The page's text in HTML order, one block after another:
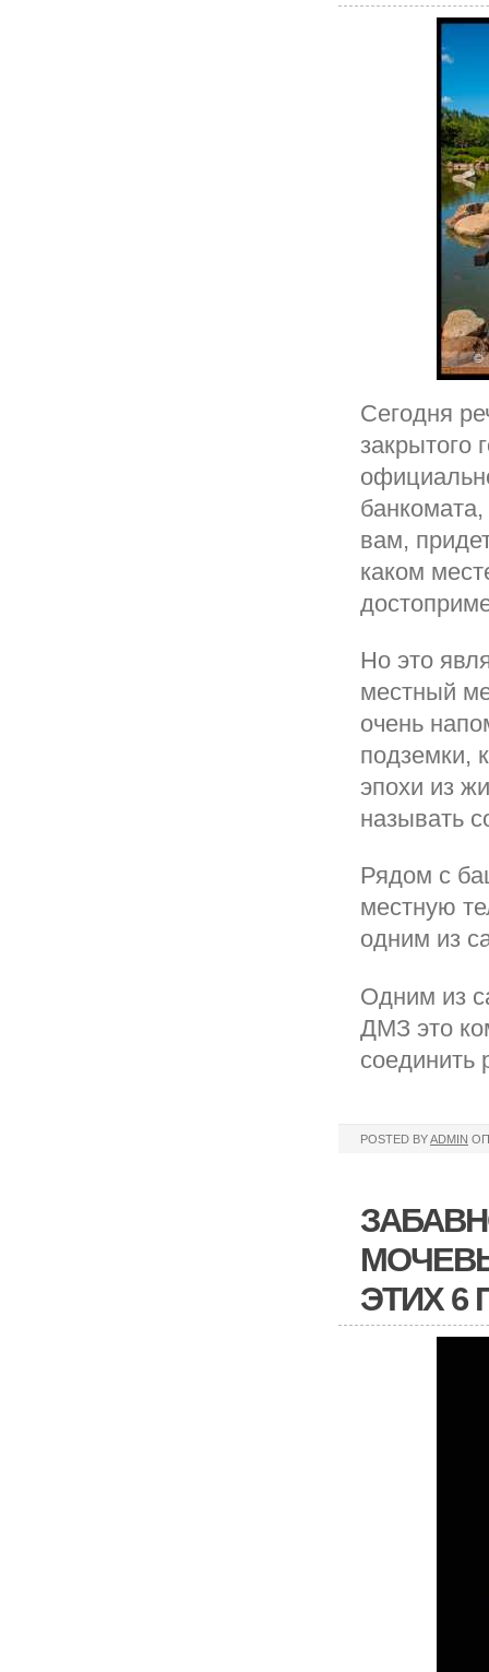
Сегодня
закрытого
вам,
каком
Но это
местный
очень
подземки,
эпохи из
называть
Рядом с
местную
одним из
Одним из
ДМЗ это
соединить
POSTED BYADMIN
ЭТИХ 6